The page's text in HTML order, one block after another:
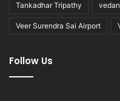
Tankadhar Tripathy
Veer Surendra Sai Airport
Follow Us